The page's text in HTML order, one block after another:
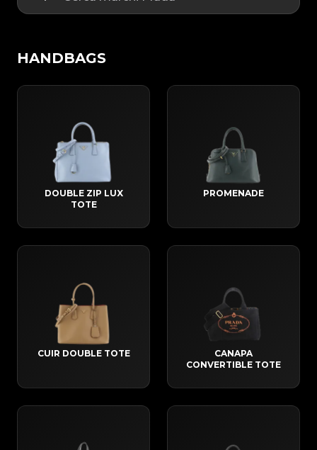
HANDBAGS
DOUBLE ZIP LUX
TOTE
PROMENADE
CUIR DOUBLE TOTE
CANAPA
CONVERTIBLE TOTE